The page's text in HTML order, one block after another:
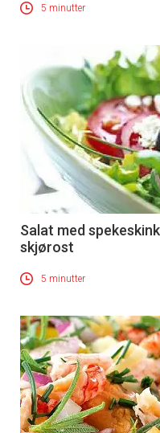
5 minutter
Salat med
skjørost
5 minutter